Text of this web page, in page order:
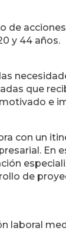
de
y 44 años.
que
e
con un
En
de
laboral